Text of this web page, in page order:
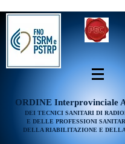
ORDINE Interprovinciale
DEI TECNICI SANITARI DI
E DELLE PROFESSIONI
DELLA RIABILITAZIONE E